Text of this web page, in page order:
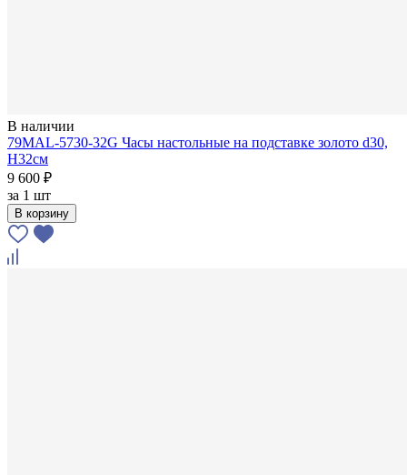
В наличии
79MAL-5730-32G Часы настольные на подставке золото d30,
H32см
9 600 ₽
за 1 шт
В корзину